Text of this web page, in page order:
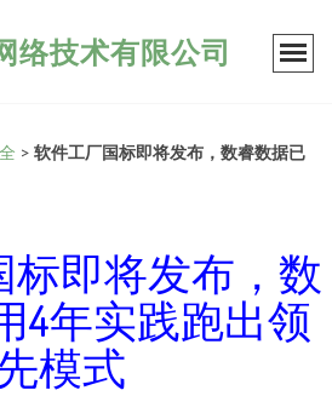
络技术有限公司
> 软件工厂国标即将发布，数睿数据已
标即将发布，数
4年实践跑出领
模式